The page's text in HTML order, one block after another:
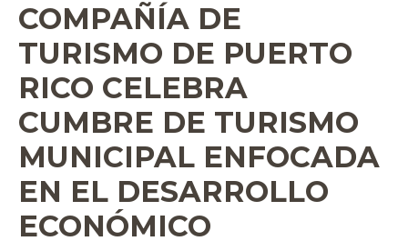
COMPAÑÍA DE
TURISMO DE PUERTO
RICO CELEBRA
CUMBRE DE TURISMO
MUNICIPAL ENFOCADA
EN EL DESARROLLO
ECONÓMICO